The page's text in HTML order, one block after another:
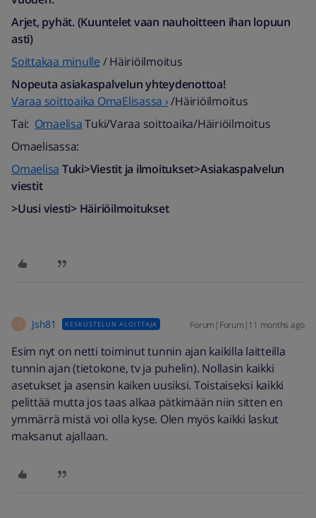
Arjet, pyhät. (Kuuntelet vaan nauhoitteen ihan lopuun
asti)
Soittakaa minulle / Häiriöilmoitus
Nopeuta asiakaspalvelun yhteydenottoa!
Varaa soittoaika OmaElisassa ›/Häiriöilmoitus
Tai: OmaelisaTuki/Varaa soittoaika/Häiriöilmoitus
Omaelisassa:
Omaelisa Tuki>Viestit ja ilmoitukset>Asiakaspalvelun
viestit
>Uusi viesti> Häiriöilmoitukset
Jsh81 KESKUSTELUN ALOITTAJA Forum|Forum|11 months ago
Esim nyt on netti toiminut tunnin ajan kaikilla laitteilla
tunnin ajan (tietokone, tv ja puhelin). Nollasin kaikki
asetukset ja asensin kaiken uusiksi. Toistaiseksi kaikki
pelittää mutta jos taas alkaa pätkimään niin sitten en
ymmärrä mistä voi olla kyse. Olen myös kaikki laskut
maksanut ajallaan.